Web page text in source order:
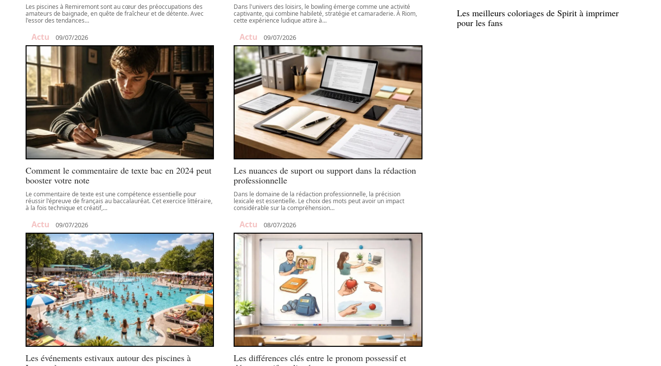
Les piscines à Remiremont sont au cœur des préoccupations des
amateurs de baignade, en quête de fraîcheur et de détente. Avec
l'essor des tendances…
Actu 09/07/2026
Dans l'univers des loisirs, le bowling émerge comme une activité
captivante, qui combine habileté, stratégie et camaraderie. À Riom,
cette expérience ludique attire à…
Actu 09/07/2026
Comment le commentaire de texte bac en 2024 peut
booster votre note
Le commentaire de texte est une compétence essentielle pour
réussir l'épreuve de français au baccalauréat. Cet exercice littéraire,
à la fois technique et créatif,…
Actu 09/07/2026
Les nuances de suport ou support dans la rédaction
professionnelle
Dans le domaine de la rédaction professionnelle, la précision
lexicale est essentielle. Le choix des mots peut avoir un impact
considérable sur la compréhension…
Actu 08/07/2026
Les événements estivaux autour des piscines à
Les différences clés entre le pronom possessif et
Les meilleurs coloriages de Spirit à imprimer
pour les fans